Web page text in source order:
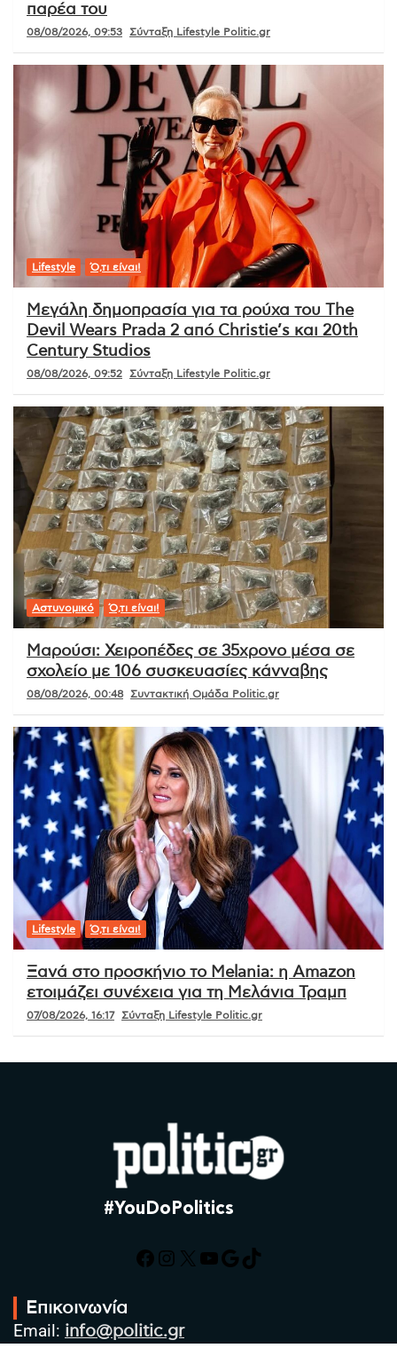
παρέα του
08/08/2026, 09:53 Σύνταξη Lifestyle Politic.gr
Lifestyle Ό,τι είναι!
Μεγάλη δημοπρασία για τα ρούχα του The
Devil Wears Prada 2 από Christie’s και 20th
Century Studios
08/08/2026, 09:52 Σύνταξη Lifestyle Politic.gr
Αστυνομικό Ό,τι είναι!
Μαρούσι: Χειροπέδες σε 35χρονο μέσα σε
σχολείο με 106 συσκευασίες κάνναβης
08/08/2026, 00:48 Συντακτική Ομάδα Politic.gr
Lifestyle Ό,τι είναι!
Ξανά στο προσκήνιο το Melania: η Amazon
ετοιμάζει συνέχεια για τη Μελάνια Τραμπ
07/08/2026, 16:17 Σύνταξη Lifestyle Politic.gr
#YouDoPolitics
Facebook
Instagram
X YouTube
Google
TikTok
Επικοινωνία
Email: info@politic.gr